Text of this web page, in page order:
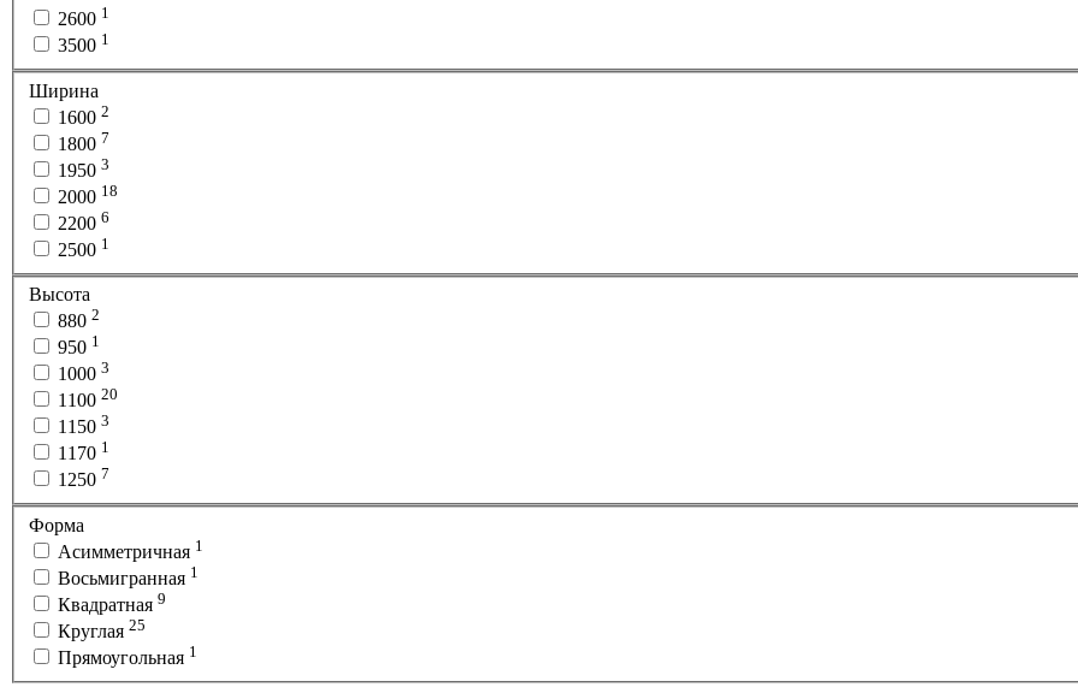
2600 1
3500 1
Ширина
1600 2
1800 7
1950 3
2000 18
2200 6
2500 1
Высота
880 2
950 1
1000 3
1100 20
1150 3
1170 1
1250 7
Форма
Асимметричная 1
Восьмигранная 1
Квадратная 9
Круглая 25
Прямоугольная 1